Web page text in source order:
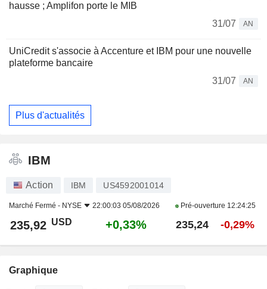
hausse ; Amplifon porte le MIB
31/07
AN
UniCredit s'associe à Accenture et IBM pour une nouvelle
plateforme bancaire
31/07
AN
Plus d'actualités
IBM
Action IBM US4592001014
Marché Fermé - NYSE 22:00:03 05/08/2026 Pré-ouverture 12:24:25
235,92 USD +0,33% 235,24 -0,29%
Graphique